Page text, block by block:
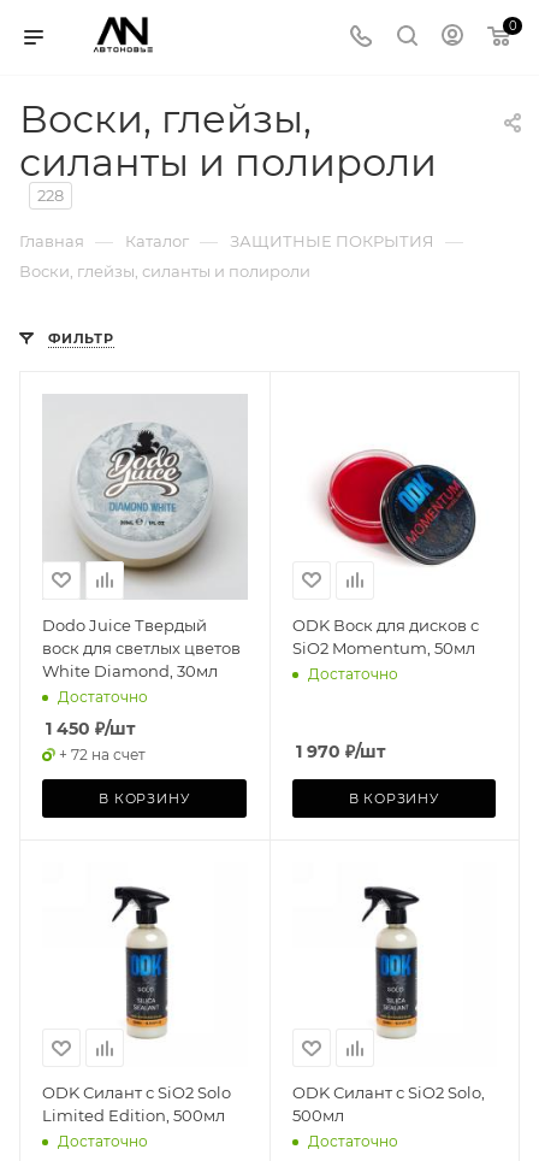
0
Воски, глейзы,
силанты и полироли
228
Главная — Каталог — ЗАЩИТНЫЕ ПОКРЫТИЯ —
Воски, глейзы, силанты и полироли
ФИЛЬТР
Dodo Juice Твердый
воск для светлых цветов
White Diamond, 30мл
Достаточно
1 450 ₽/шт
+ 72 на счет
В КОРЗИНУ
ODK Воск для дисков с
SiO2 Momentum, 50мл
Достаточно
1 970 ₽/шт
В КОРЗИНУ
ODK Силант с SiO2 Solo
Limited Edition, 500мл
Достаточно
ODK Силант с SiO2 Solo,
500мл
Достаточно